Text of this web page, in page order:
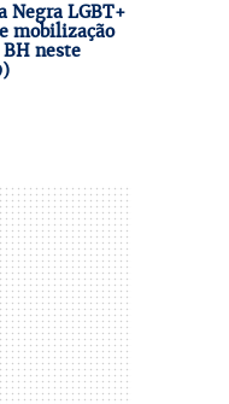
Negra LGBT+
mobilização
neste